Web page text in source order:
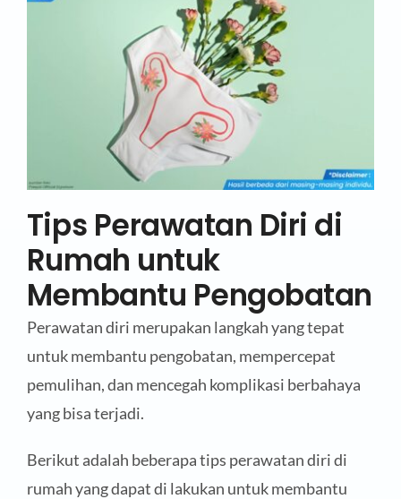
Tips Perawatan Diri di
Rumah untuk
Membantu Pengobatan
Perawatan diri merupakan langkah yang tepat
untuk membantu pengobatan, mempercepat
pemulihan, dan mencegah komplikasi berbahaya
yang bisa terjadi.
Berikut adalah beberapa tips perawatan diri di
rumah yang dapat di lakukan untuk membantu